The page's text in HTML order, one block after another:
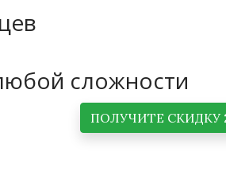
сложности
ПОЛУЧИТЕ СКИДКУ